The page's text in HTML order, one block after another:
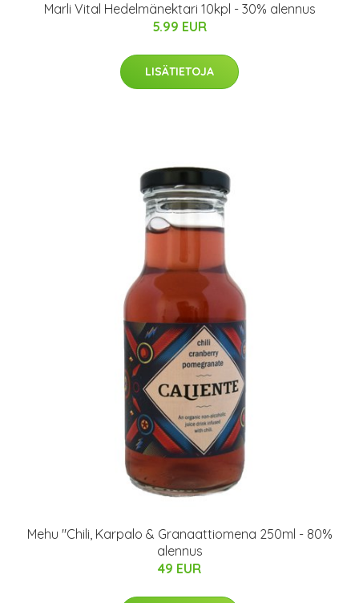
Marli Vital Hedelmänektari 10kpl - 30% alennus
5.99 EUR
LISÄTIETOJA
Mehu "Chili, Karpalo & Granaattiomena 250ml - 80%
alennus
49 EUR